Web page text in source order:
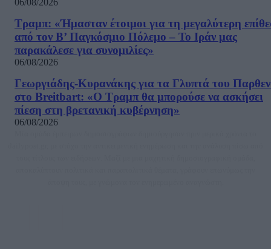
06/08/2026
Τραμπ: «Ήμασταν έτοιμοι για τη μεγαλύτερη
από τον Β’ Παγκόσμιο Πόλεμο – Το Ιράν μας
παρακάλεσε για συνομιλίες»
06/08/2026
Γεωργιάδης-Κυρανάκης για τα Γλυπτά του
στο Breitbart: «Ο Τραμπ θα μπορούσε να ασκήσει
πίεση στη βρετανική κυβέρνηση»
06/08/2026